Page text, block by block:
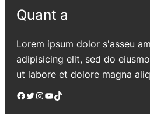
Quant a
Lorem ipsum dolor s'asseu
adipisicing elit, sed do
ut labore et dolore magna
Facebook Twitter Instagram YouTube TikTok